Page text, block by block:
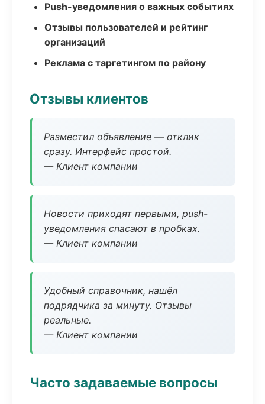
Push-уведомления о важных событиях
Отзывы пользователей и рейтинг
организаций
Реклама с таргетингом по району
Отзывы клиентов
Разместил объявление — отклик
сразу. Интерфейс простой.
— Клиент компании
Новости приходят первыми, push-
уведомления спасают в пробках.
— Клиент компании
Удобный справочник, нашёл
подрядчика за минуту. Отзывы
реальные.
— Клиент компании
Часто задаваемые вопросы